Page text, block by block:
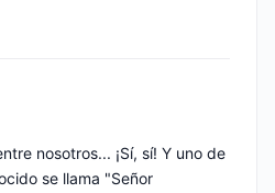
nosotros... ¡Sí, sí! Y uno de
se llama "Señor